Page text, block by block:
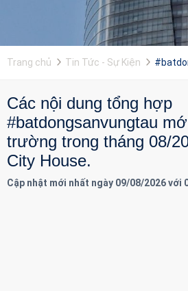
Trang chủ Tin Tức - Sự Kiện
Các nội dung tổng hợp
#batdongsanvungtau
trường trong tháng 08/
City House.
Cập nhật mới nhất ngày 09/08/2026 với